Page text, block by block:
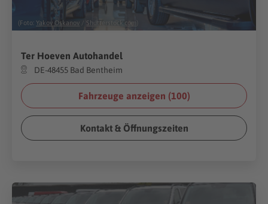
(Foto: Yakov Oskanov / Shutterstock.com
Ter Hoeven Autohandel
DE-48455 Bad Bentheim
Fahrzeuge anzeigen (100)
Kontakt & Öffnungszeiten